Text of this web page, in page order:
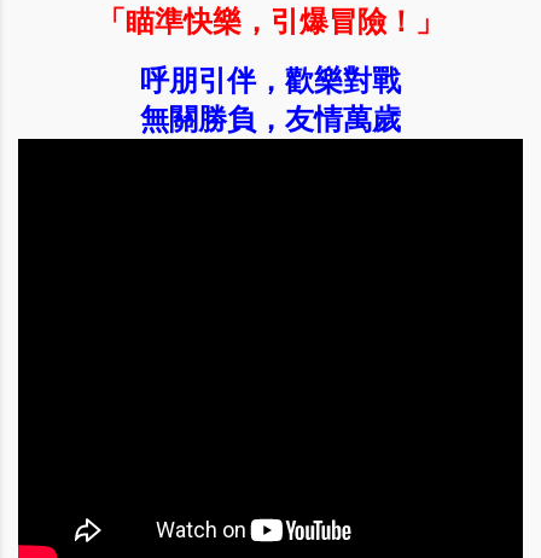
「瞄準快樂，引爆冒險！」
呼朋引伴，歡樂對戰
無關勝負，友情萬歲